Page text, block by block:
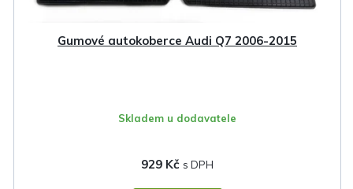
Gumové autokoberce Audi Q7 2006-2015
Skladem u dodavatele
929 Kč